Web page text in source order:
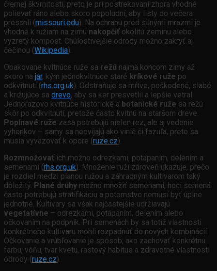
čiernej škvrnitosti, preto je pri postrekovaní zhora vhodné
polievať ráno alebo skoro popoludní, aby listy do večera
preschli (missouri.edu). Na ochranu pred silnými mrazmi je
vhodné k ružiam na zimu nakopčiť okolitú zeminu alebo
vyzretý kompost. Chúlostivejšie odrody možno zakryť aj
čečinou (Wikipedia).
Opakovane kvitnúce ruže sa režú najmä koncom zimy až
skoro na jar, kým jednokvitnúce staré kríkové ruže po
odkvitnutí (rhs.org.uk). Odstraňuje sa mŕtve, poškodené, slabé
a križujúce sa drevo, aby sa ker presvetlil a lepšie vetral.
Jednorazovo kvitnúce historické a botanické ruže sa režú
skôr po odkvitnutí, pretože často kvitnú na staršom dreve.
Popínavé ruže zasa potrebujú nielen rez, ale aj vedenie
výhonkov – samy sa neovíjajú ako vinič či fazuľa, preto sa
musia vyväzovať k opore (ruze.cz).
Rozmnožovať ich možno odrezkami, potápaním, delením a
semenami (rhs.org.uk). Množenie ruží zároveň ukazuje, prečo
je rozdiel medzi planou ružou a záhradným kultivarom taký
dôležitý. Plané druhy možno množiť semenami, hoci semená
často potrebujú stratifikáciu a potomstvo nemusí byť úplne
jednotné. Kultivary sa však najčastejšie udržiavajú
vegetatívne – odrezkami, potápaním, delením alebo
očkovaním na podpník. Pri semenách by sa totiž vlastnosti
konkrétneho kultivaru mohli rozpadnúť do nových kombinácií.
Očkovanie a vrúbľovanie je spôsob, ako zachovať konkrétnu
farbu, vôňu, tvar kvetu, rastový habitus a zdravotné vlastnosti
odrody (ruze.cz).